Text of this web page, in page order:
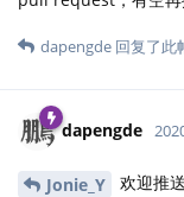
dapengde 回复了此
dapengde
Jonie_Y
欢迎推